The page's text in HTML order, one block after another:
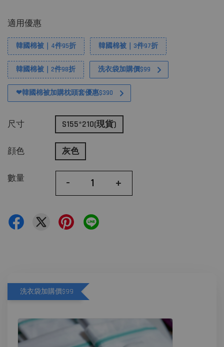
適用優惠
韓國棉被｜4件95折 韓國棉被｜3件97折
韓國棉被｜2件98折 洗衣袋加購價$99
❤韓國棉被加購枕頭套優惠$390
尺寸 S155*210(現貨)
顔色 灰色
數量 - +
洗衣袋加購價$99